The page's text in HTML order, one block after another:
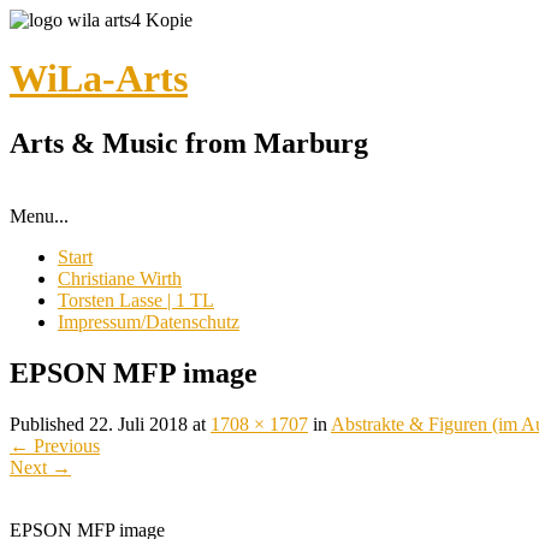
WiLa-Arts
Arts & Music from Marburg
Menu...
Start
Christiane Wirth
Torsten Lasse | 1 TL
Impressum/Datenschutz
EPSON MFP image
Published 22. Juli 2018 at 1708 × 1707 in Abstrakte & Figuren (im
← Previous
Next →
EPSON MFP image